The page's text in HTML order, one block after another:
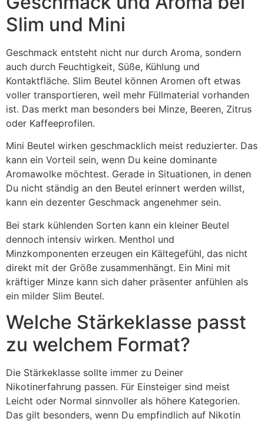
Slim und Mini
Geschmack entsteht nicht nur durch Aroma, sondern
auch durch Feuchtigkeit, Süße, Kühlung und
Kontaktfläche. Slim Beutel können Aromen oft etwas
voller transportieren, weil mehr Füllmaterial vorhanden
ist. Das merkt man besonders bei Minze, Beeren, Zitrus
oder Kaffeeprofilen.
Mini Beutel wirken geschmacklich meist reduzierter. Das
kann ein Vorteil sein, wenn Du keine dominante
Aromawolke möchtest. Gerade in Situationen, in denen
Du nicht ständig an den Beutel erinnert werden willst,
kann ein dezenter Geschmack angenehmer sein.
Bei stark kühlenden Sorten kann ein kleiner Beutel
dennoch intensiv wirken. Menthol und
Minzkomponenten erzeugen ein Kältegefühl, das nicht
direkt mit der Größe zusammenhängt. Ein Mini mit
kräftiger Minze kann sich daher präsenter anfühlen als
ein milder Slim Beutel.
Welche Stärkeklasse passt
zu welchem Format?
Die Stärkeklasse sollte immer zu Deiner
Nikotinerfahrung passen. Für Einsteiger sind meist
Leicht oder Normal sinnvoller als höhere Kategorien.
Das gilt besonders, wenn Du empfindlich auf Nikotin